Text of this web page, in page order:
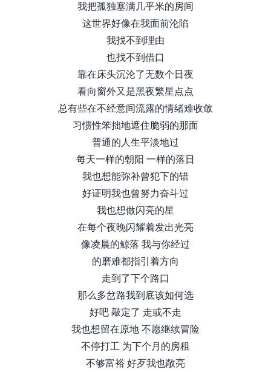
我把孤独塞满几平米的房间
这世界好像在我面前沦陷
我找不到理由
也找不到借口
靠在床头沉沦了无数个日夜
看向窗外又是黑夜繁星点点
总有些在不经意间流露的情绪难收敛
习惯性笨拙地遮住脆弱的那面
普通的人生平淡地过
每天一样的朝阳 一样的落日
我也想能弥补曾犯下的错
好证明我也曾努力奋斗过
我也想做闪亮的星
在每个夜晚闪耀着发出光亮
像凌晨的鲸落 我与你经过
的磨难都指引着方向
走到了下个路口
那么多岔路我到底该如何选
好吧 敲定了 走或不走
我也想留在原地 不愿继续冒险
不停打工 为下个月的房租
不够富裕 好歹我也敞亮